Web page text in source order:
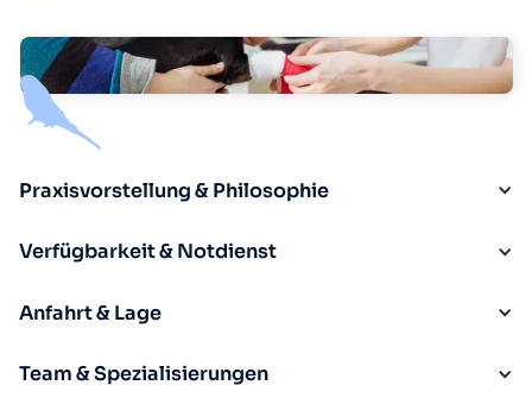
Praxisvorstellung & Philosophie
Verfügbarkeit & Notdienst
Anfahrt & Lage
Team & Spezialisierungen